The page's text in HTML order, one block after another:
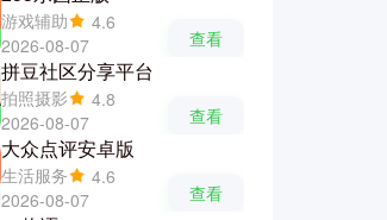
游戏辅助
4.6
2026-08-07
查看
拼豆社区分享平台
拍照摄影
4.8
2026-08-07
查看
大众点评安卓版
生活服务
4.6
2026-08-07
查看